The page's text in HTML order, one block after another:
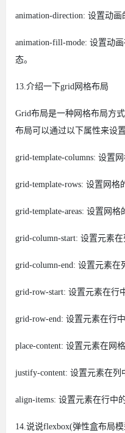
animation-direction: 设置动画
animation-fill-mode: 设置动
态。
13.介绍一下grid网格布局
Grid布局是一种网格布局方
布局可以通过以下属性来设置
grid-template-columns: 设置网
grid-template-rows: 设置网格
grid-template-areas: 设置网格
grid-column-start: 设置元素在
grid-column-end: 设置元素在
grid-row-start: 设置元素在行
grid-row-end: 设置元素在行
place-content: 设置元素在网
justify-content: 设置元素在列
align-items: 设置元素在行中
14.说说flexbox(弹性盒布局